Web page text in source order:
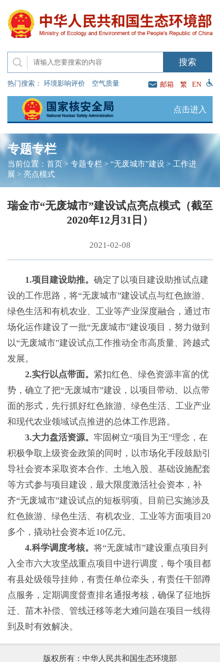
热门搜索： 环境影响评价 空气质量 邮箱 繁 EN
点击进入
专题专栏
当前位置： 首页> 专题专栏> “无废城市”建设 > 工作进
展 > 亮点模式
瑞金市“无废城市”建设试点亮点模式（截至
2020年12月31日）
2021-02-08
1.项目建设助推。 确定了以项目建设助推试点建
设的工作思路，将“无废城市”建设试点与红色旅游、
绿色生活和有机农业、工业等产业深度融合，通过市
场化运作建设了一批“无废城市”建设项目，努力做到
以“无废城市”建设试点工作推动全市高质量、跨越式
发展。
2.实行以点带面。 紧扣红色、绿色资源丰富的优
势，确立了把“无废城市”建设，以项目带动、以点带
面的形式，先行抓好红色旅游、绿色生活、工业产业
和现代农业领域试点推进的总体工作思路。
3.大力盘活资源。 牢固树立“项目为王”理念，在
积极争取上级资金政策的同时，以市场化手段鼓励引
导社会资本采取资本合作、土地入股、基础设施配套
等方式参与项目建设，最大限度激活社会资本，补
齐“无废城市”建设试点的短板弱项。目前已实施涉及
红色旅游、绿色生活、有机农业、工业等方面项目20
多个，撬动社会资本近10亿元。
4.科学调度考核。 将“无废城市”建设重点项目列
入全市六大攻坚战重点项目中进行调度，每个项目都
有县处级领导挂帅，有责任单位牵头，有责任干部蹲
点服务，定期调度督查排名通报考核，确保了征地拆
迁、苗木补偿、管线迁移等老大难问题在项目一线得
到及时有效解决。
版权所有：中华人民共和国生态环境部